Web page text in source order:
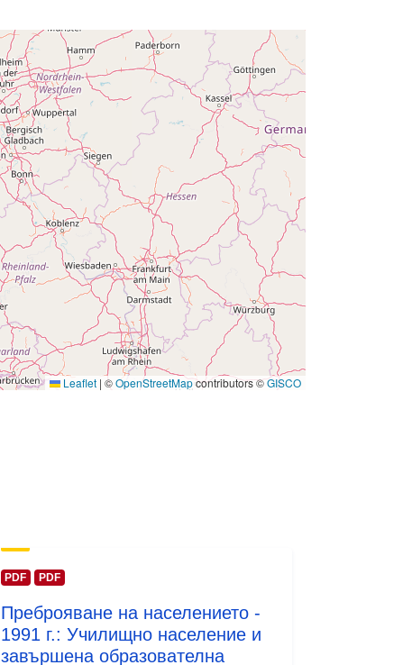
Leaflet | ©OpenStreetMapcontributors ©GISCO
http://data.europa.eu/88u/dataset/q1
2701-id
public
01 January 1991
- 31 December 1991
PDF PDF
Преброяване на населението -
1991 г.: Училищно население и
завършена образователна